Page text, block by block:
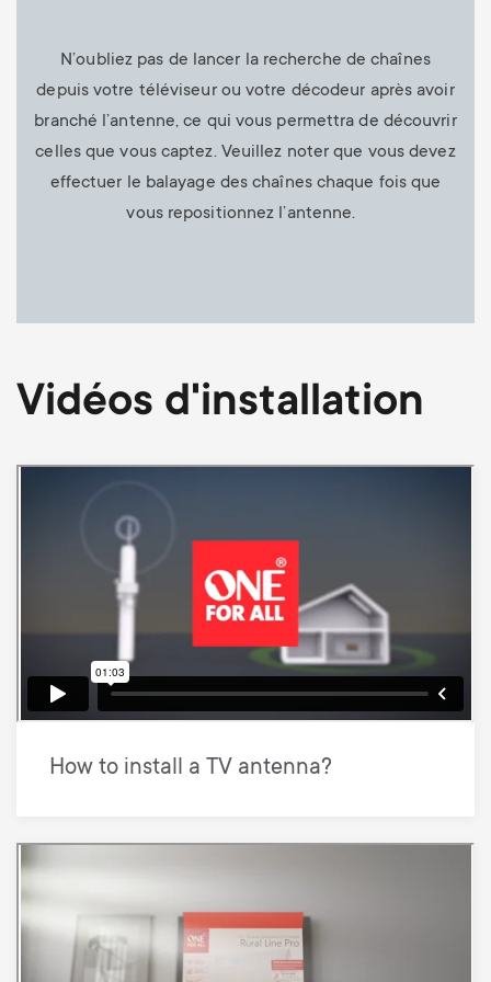
N’oubliez pas de lancer la recherche de chaînes
depuis votre téléviseur ou votre décodeur après avoir
branché l’antenne, ce qui vous permettra de découvrir
celles que vous captez. Veuillez noter que vous devez
effectuer le balayage des chaînes chaque fois que
vous repositionnez l’antenne.
Vidéos d'installation
How to install a TV antenna?